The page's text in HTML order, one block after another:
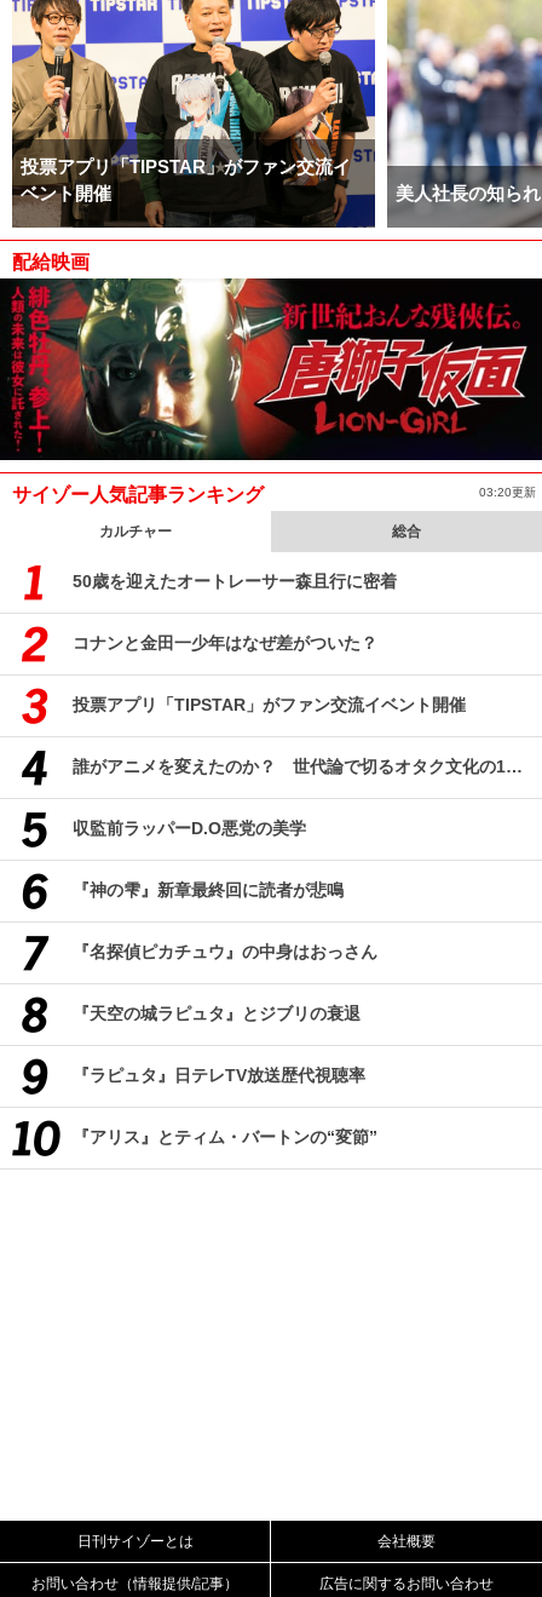
投票アプリ「TIPSTAR」がファン交流イ
ベント開催
美人社長の知ら
配給映画
サイゾー人気記事ランキング 03:20更新
カルチャー 総合
50歳を迎えたオートレーサー森且行に密着
コナンと金田一少年はなぜ差がついた？
投票アプリ「TIPSTAR」がファン交流イベント開催
誰がアニメを変えたのか？ 世代論で切るオタク文化の10年、そして50年
収監前ラッパーD.O悪党の美学
『神の雫』新章最終回に読者が悲鳴
『名探偵ピカチュウ』の中身はおっさん
『天空の城ラピュタ』とジブリの衰退
『ラピュタ』日テレTV放送歴代視聴率
『アリス』とティム・バートンの“変節”
日刊サイゾーとは 会社概要
お問い合わせ（情報提供/記事） 広告に関するお問い合わせ